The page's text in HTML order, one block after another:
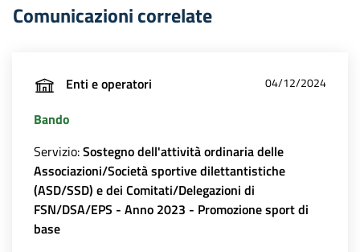
Comunicazioni correlate
Enti e operatori 04/12/2024
Bando
Servizio:Sostegno dell'attività ordinaria delle
Associazioni/Società sportive dilettantistiche
(ASD/SSD) e dei Comitati/Delegazioni di
FSN/DSA/EPS - Anno 2023 - Promozione sport di
base